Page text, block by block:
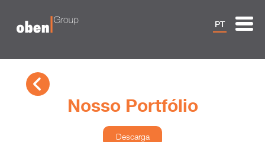
PT
Nosso Portfólio
Descarga